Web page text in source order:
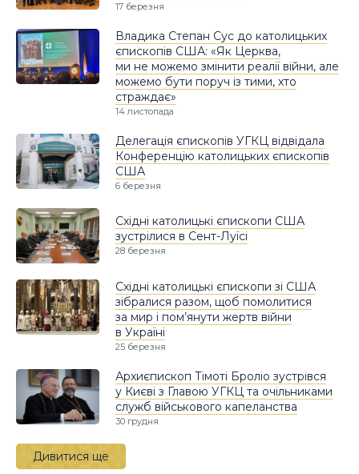
17 березня
Владика Степан Сус до католицьких
єпископів США: «Як Церква,
ми не можемо змінити реалії війни, але
можемо бути поруч із тими, хто
страждає»
14 листопада
Делегація єпископів УГКЦ відвідала
Конференцію католицьких єпископів
США
6 березня
Східні католицькі єпископи США
зустрілися в Сент-Луїсі
28 березня
Східні католицькі єпископи зі США
зібралися разом, щоб помолитися
за мир і пом’янути жертв війни
в Україні
25 березня
Архиєпископ Тімоті Броліо зустрівся
у Києві з Главою УГКЦ та очільниками
служб військового капеланства
30 грудня
Дивитися ще